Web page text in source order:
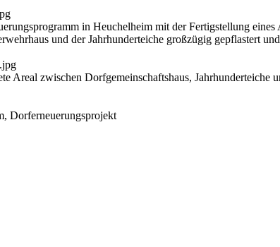
in Heuchelheim mit der Fertigstellung
und der Jahrhunderteiche großzügig gepflastert
Areal zwischen Dorfgemeinschaftshaus, Jahrhunderteiche
Dorferneuerungsprojekt